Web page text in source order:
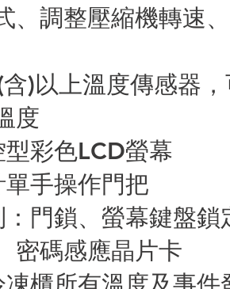
、調整壓縮機轉速
)以上溫度傳感器
度
彩色LCD螢幕
手操作門把
門鎖、螢幕鍵盤鎖
密碼感應晶片卡